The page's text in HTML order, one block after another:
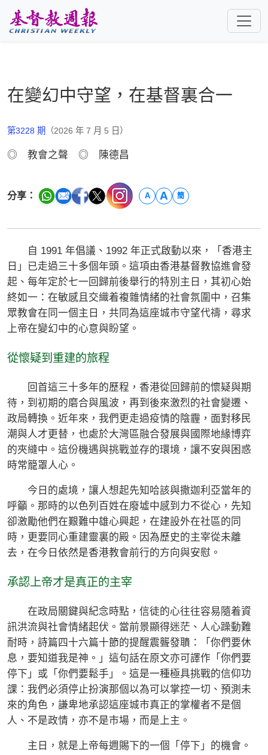
在變幻中守望，在基督裏合一
第3228 期 （2026 年 7 月 5 日）
◎ 教會之聲 ◎ 陳德昌
分享： A A 簡
自 1991 年倡議、1992 年正式啟動以來，「香港主
日」已走過三十多個年頭。這項由香港基督教協進會發
起、每年定於七一回歸前後舉行的特別主日，其初心始
終如一：在敏感且交織着複雜情緒的社會氛圍中，召集
眾教會在同一個主日，共同為這座城市守望代禱，尋求
上帝在變幻中的心意與盼望。
從懷疑到重建的旅程
回首這三十多年的歷程，香港從回歸前的懷疑與期
待，到初期的磨合與風波，再到後來激烈的社會變遷、
政局轉換。近年來，我們更走過疫情的陰霾，面對移民
潮與人才更替，也處於大灣區融合發展與國際地緣博弈
的夾縫中。這份機遇與挑戰並存的環境，讓不安與困惑
時常籠罩人心。
今日的處境，讓人想起先知哈該與撒迦利亞當年的
呼籲。那時的以色列百姓在廢墟中感到力不從心，先知
卻激勵他們在艱難中雄心興起，在建設外在社區的同
時，更要同心重建靈裏的殿。因為歷史的主宰從未離
去，在今日依然是香港教會前行的方向與安慰。
承認上帝才是真正的主宰
在政局關鍵與紀念時點，信徒的心往往容易隨着資
訊洪流與社會情緒起伏。當前景顯得迷茫、人心躁動難
耐時，詩篇四十六篇十節的提醒震聾發聵：「你們要休
息，要知道我是神。」這句話在原文亦可譯作「你們要
停下」或「你們要鬆手」。這是一種極具挑戰的信仰功
課：我們必須停止扮演那個以為可以掌控一切、預測未
來的角色，謙卑地承認這座城市真正的掌權者不是個
人、不是政情，亦不是市場，而是上主。
主日，就是上帝每週賜下的一個「停下」的機會。